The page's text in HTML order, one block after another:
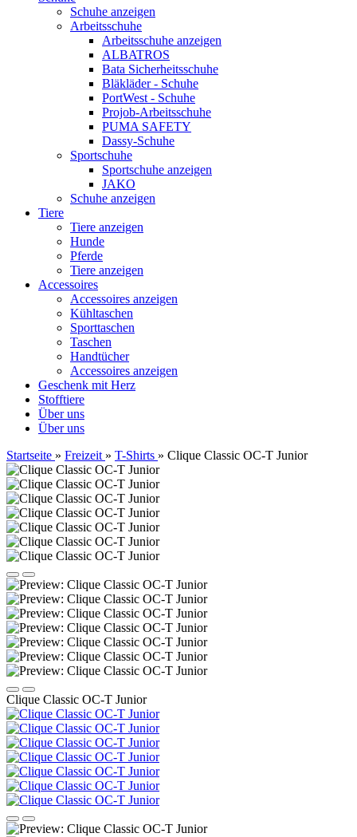
Schuhe anzeigen
Arbeitsschuhe
Arbeitsschuhe anzeigen
ALBATROS
Bata Sicherheitsschuhe
Bläkläder - Schuhe
PortWest - Schuhe
Projob-Arbeitsschuhe
PUMA SAFETY
Dassy-Schuhe
Sportschuhe
Sportschuhe anzeigen
JAKO
Schuhe anzeigen
Tiere
Tiere anzeigen
Hunde
Pferde
Tiere anzeigen
Accessoires
Accessoires anzeigen
Kühltaschen
Sporttaschen
Taschen
Handtücher
Accessoires anzeigen
Geschenk mit Herz
Stofftiere
Über uns
Über uns
Startseite » Freizeit » T-Shirts » Clique Classic OC-T Junior
Clique Classic OC-T Junior